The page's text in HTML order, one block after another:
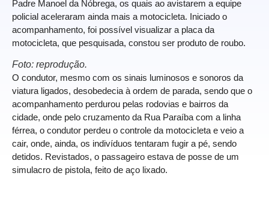
Padre Manoel da Nóbrega, os quais ao avistarem a equipe
policial aceleraram ainda mais a motocicleta. Iniciado o
acompanhamento, foi possível visualizar a placa da
motocicleta, que pesquisada, constou ser produto de roubo.
Foto: reprodução.
O condutor, mesmo com os sinais luminosos e sonoros da
viatura ligados, desobedecia à ordem de parada, sendo que o
acompanhamento perdurou pelas rodovias e bairros da
cidade, onde pelo cruzamento da Rua Paraíba com a linha
férrea, o condutor perdeu o controle da motocicleta e veio a
cair, onde, ainda, os indivíduos tentaram fugir a pé, sendo
detidos. Revistados, o passageiro estava de posse de um
simulacro de pistola, feito de aço lixado.